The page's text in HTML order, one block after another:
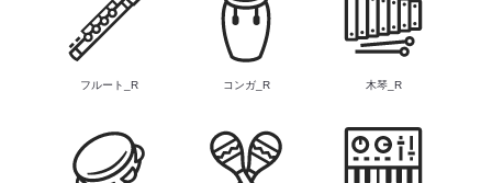
フルート_R コンガ_R 木琴_R